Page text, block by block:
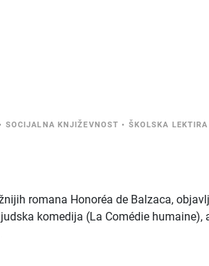
SOCIJALNA KNJIŽEVNOST • ŠKOLSKA LEKTIRA
romana Honoréa de Balzaca,
komedija (La Comédie humaine),